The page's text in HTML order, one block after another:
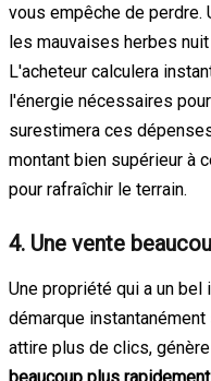
vous empêche de perdre.
les mauvaises herbes
L'acheteur calculera
l'énergie nécessaires
surestimera ces
montant bien supérieur à
pour rafraîchir le terrain.
4. Une vente
Une propriété qui a un
démarque
attire plus de clics,